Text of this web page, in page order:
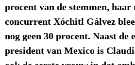
procent van de stemmen, haar
concurrent Xóchitl Gálvez
nog geen 30 procent. Naast de
president van Mexico is